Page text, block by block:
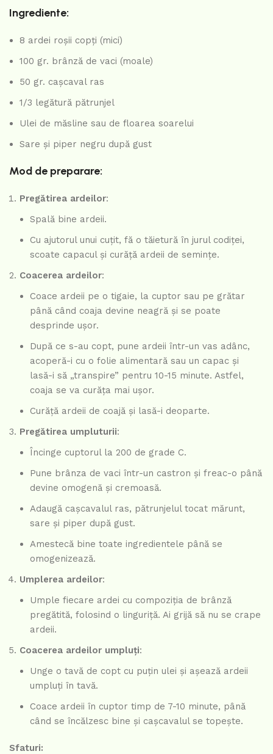
Ingrediente:
8 ardei roșii copți (mici)
100 gr. brânză de vaci (moale)
50 gr. cașcaval ras
1/3 legătură pătrunjel
Ulei de măsline sau de floarea soarelui
Sare și piper negru după gust
Mod de preparare:
Pregătirea ardeilor:
Spală bine ardeii.
Cu ajutorul unui cuțit, fă o tăietură în jurul codiței,
scoate capacul și curăță ardeii de semințe.
Coacerea ardeilor:
Coace ardeii pe o tigaie, la cuptor sau pe grătar
până când coaja devine neagră și se poate
desprinde ușor.
După ce s-au copt, pune ardeii într-un vas adânc,
acoperă-i cu o folie alimentară sau un capac și
lasă-i să „transpire” pentru 10-15 minute. Astfel,
coaja se va curăța mai ușor.
Curăță ardeii de coajă și lasă-i deoparte.
Pregătirea umpluturii:
Încinge cuptorul la 200 de grade C.
Pune brânza de vaci într-un castron și freac-o până
devine omogenă și cremoasă.
Adaugă cașcavalul ras, pătrunjelul tocat mărunt,
sare și piper după gust.
Amestecă bine toate ingredientele până se
omogenizează.
Umplerea ardeilor:
Umple fiecare ardei cu compoziția de brânză
pregătită, folosind o linguriță. Ai grijă să nu se crape
ardeii.
Coacerea ardeilor umpluți:
Unge o tavă de copt cu puțin ulei și așează ardeii
umpluți în tavă.
Coace ardeii în cuptor timp de 7-10 minute, până
când se încălzesc bine și cașcavalul se topește.
Sfaturi: